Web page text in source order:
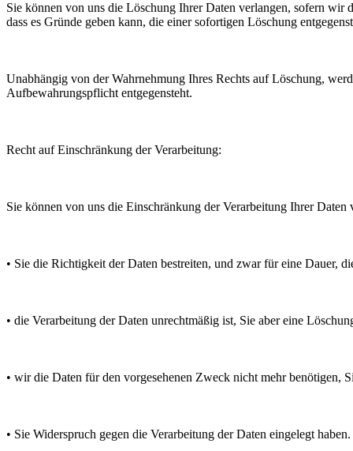
Sie können von uns die Löschung Ihrer Daten verlangen, sofern wir
dass es Gründe geben kann, die einer sofortigen Löschung
Unabhängig von der Wahrnehmung Ihres Rechts auf Löschung,
Aufbewahrungspflicht entgegensteht.
Recht auf Einschränkung der Verarbeitung:
Sie können von uns die Einschränkung der Verarbeitung Ihrer Daten
• Sie die Richtigkeit der Daten bestreiten, und zwar für eine Dauer,
• die Verarbeitung der Daten unrechtmäßig ist, Sie aber eine
• wir die Daten für den vorgesehenen Zweck nicht mehr benötigen,
• Sie Widerspruch gegen die Verarbeitung der Daten eingelegt haben.